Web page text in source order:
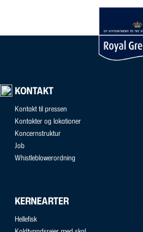
KONTAKT
Kontakt til pressen
Kontakter og lokationer
Koncernstruktur
Job
Whistleblowerordning
KERNEARTER
Hellefisk